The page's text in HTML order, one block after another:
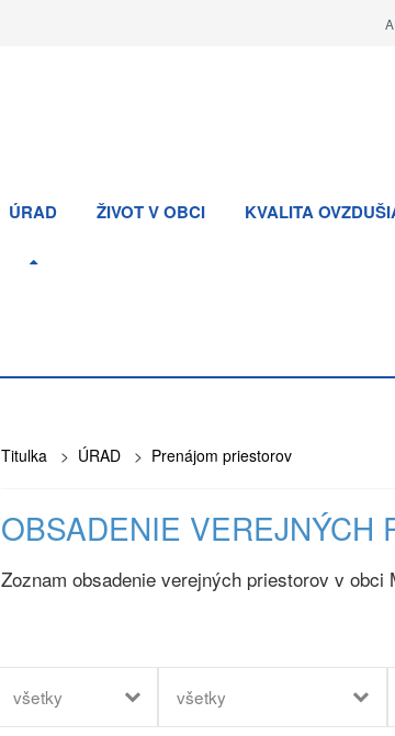
ÚRAD ŽIVOT V OBCI KVALITA
Titulka> ÚRAD> Prenájom priestorov
OBSADENIE VEREJNÝCH
Zoznam obsadenie verejných priestorov v obci
všetky všetky